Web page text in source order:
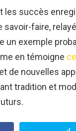
les succès
savoir-faire,
un exemple
en témoigne
de nouvelles
tradition et